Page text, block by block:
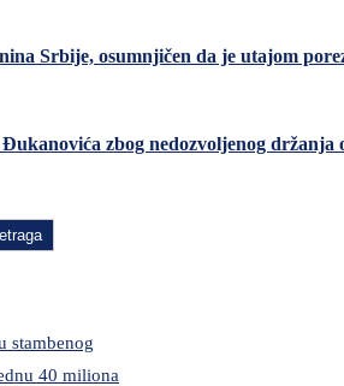
Srbije, osumnjičen da je utajom
zbog nedozvoljenog držanja
stambenog
40 miliona